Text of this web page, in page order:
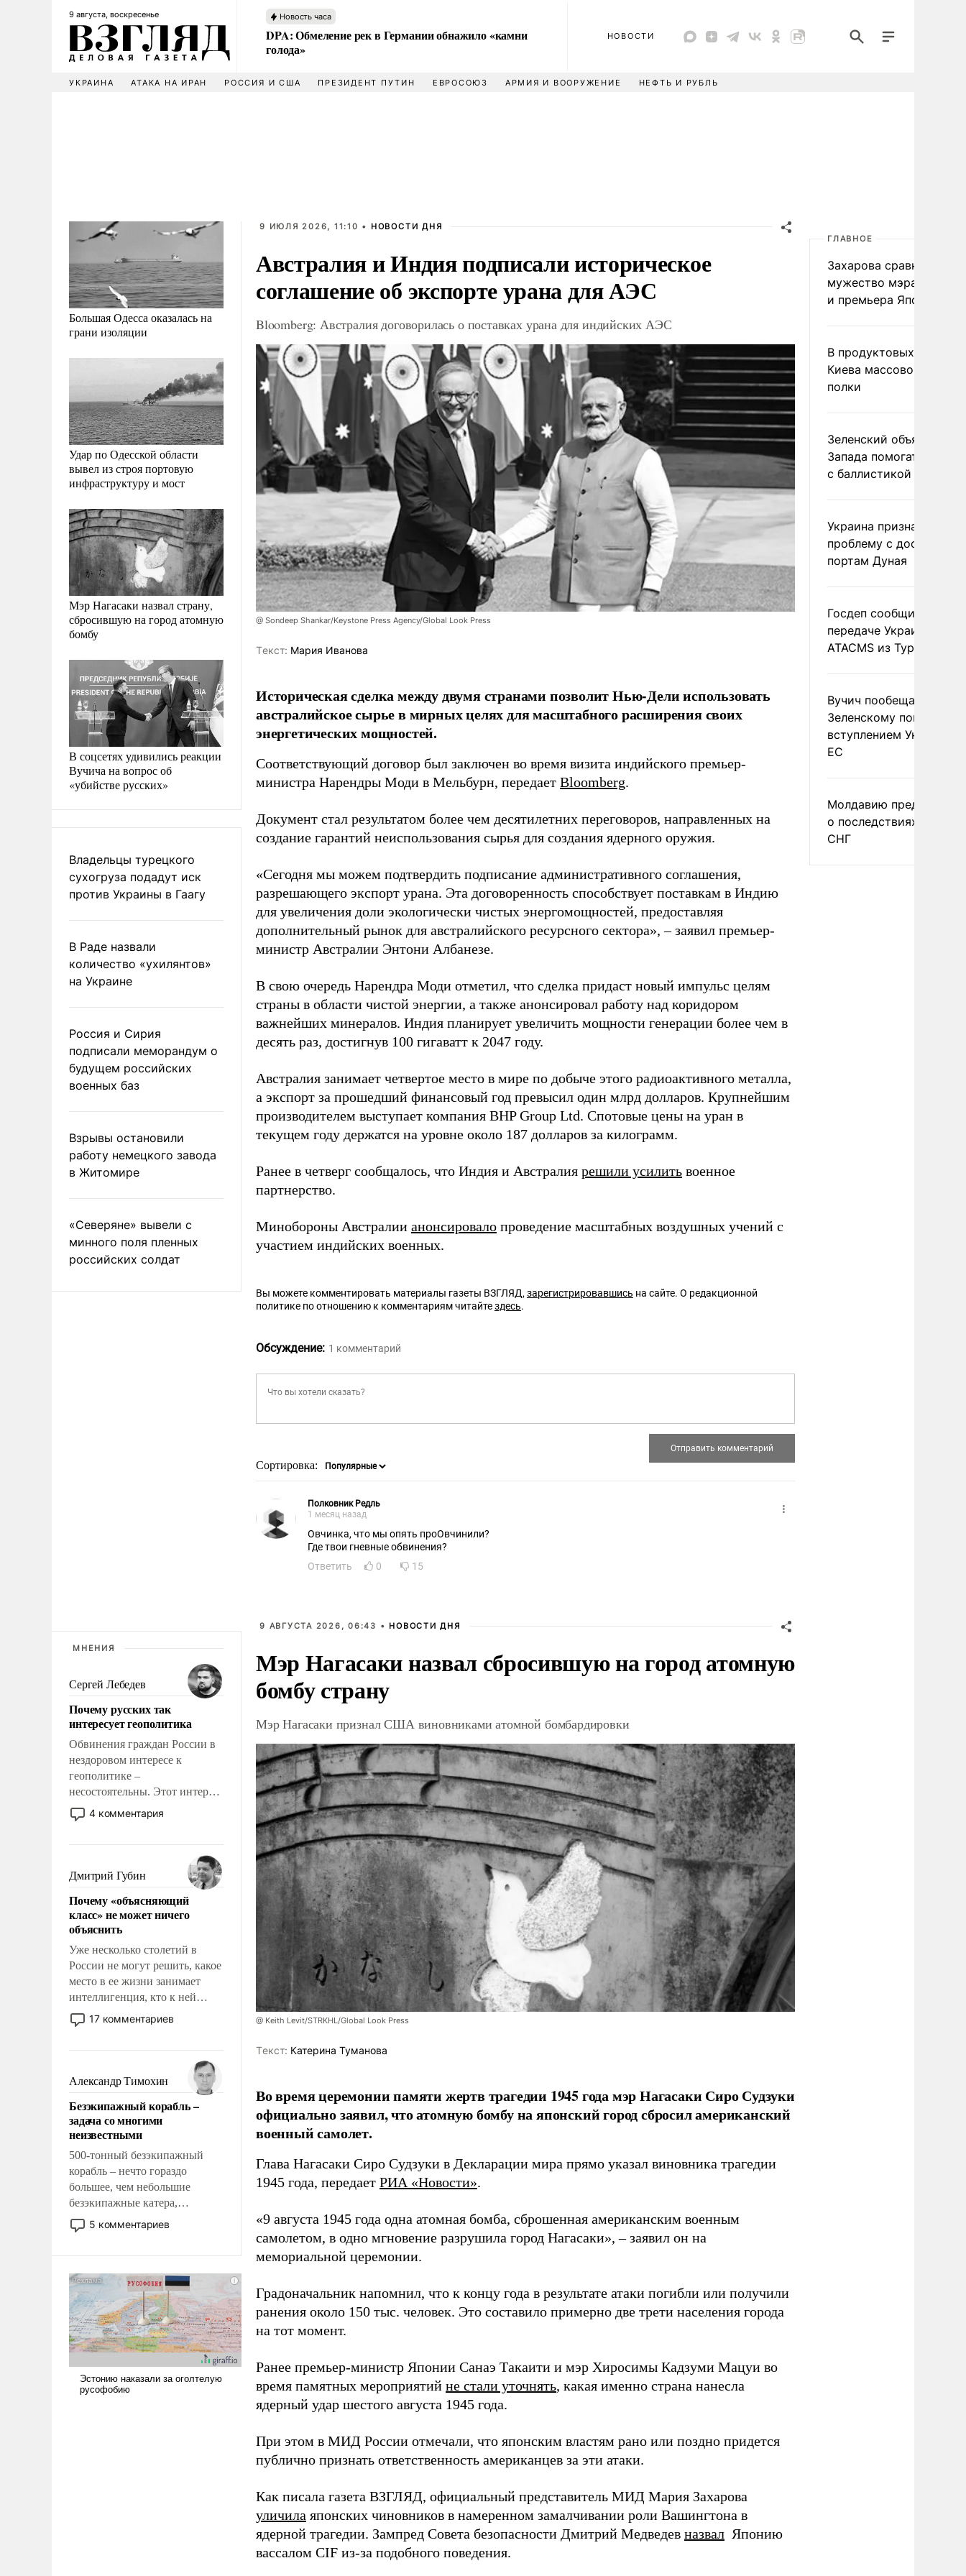
9 августа, воскресенье Новость часа
DPA: Обмеление рек в Германии обнажило «камни
голода»
НОВОСТИ
УКРАИНА АТАКА НА ИРАН РОССИЯ И США ПРЕЗИДЕНТ ПУТИН ЕВРОСОЮЗ АРМИЯ И ВООРУЖЕНИЕ НЕФТЬ И РУБЛЬ
Большая Одесса оказалась на
грани изоляции
Удар по Одесской области
вывел из строя портовую
инфраструктуру и мост
Мэр Нагасаки назвал страну,
сбросившую на город атомную
бомбу
В соцсетях удивились реакции
Вучича на вопрос об
«убийстве русских»
Владельцы турецкого
сухогруза подадут иск
против Украины в Гаагу
В Раде назвали
количество «ухилянтов»
на Украине
Россия и Сирия
подписали меморандум о
будущем российских
военных баз
Взрывы остановили
работу немецкого завода
в Житомире
«Северяне» вывели с
минного поля пленных
российских солдат
МНЕНИЯ
Сергей Лебедев
Почему русских так
интересует геополитика
Обвинения граждан России в
нездоровом интересе к
геополитике –
несостоятельны. Этот интерес
рационален и прагматичен. Он
обусловлен тысячелетним
фундаментальным знанием,
что мировая политика имеет
свойство заявляться на порог
нашего дома.
4 комментария
Дмитрий Губин
Почему «объясняющий
класс» не может ничего
объяснить
Уже несколько столетий в
России не могут решить, какое
место в ее жизни занимает
интеллигенция, кто к ней
принадлежит, а кого из нее
исключили с правом
чем она отличается от просто
образованных людей. Иногда
казалось, что эти вопросы
решены раз и навсегда, но –
нет, не решены.
17 комментариев
Александр Тимохин
Безэкипажный корабль –
задача со многими
неизвестными
500-тонный безэкипажный
корабль – нечто гораздо
большее, чем небольшие
безэкипажные катера,
применение которых уже
стало обыденностью. Задача по
и ее реализация радикально
поднимет наши боевые
возможности.
5 комментариев
9 ИЮЛЯ 2026, 11:10 • НОВОСТИ ДНЯ
Австралия и Индия подписали историческое
соглашение об экспорте урана для АЭС
Bloomberg: Австралия договорилась о поставках урана для индийских АЭС
@ Sondeep Shankar/Keystone Press Agency/Global Look Press
Tекст: Мария Иванова
Историческая сделка между двумя странами позволит Нью-Дели использовать
австралийское сырье в мирных целях для масштабного расширения своих
энергетических мощностей.
Соответствующий договор был заключен во время визита индийского премьер-
министра Нарендры Моди в Мельбурн, передает Bloomberg.
Документ стал результатом более чем десятилетних переговоров, направленных на
создание гарантий неиспользования сырья для создания ядерного оружия.
«Сегодня мы можем подтвердить подписание административного соглашения,
разрешающего экспорт урана. Эта договоренность способствует поставкам в Индию
для увеличения доли экологически чистых энергомощностей, предоставляя
дополнительный рынок для австралийского ресурсного сектора», – заявил премьер-
министр Австралии Энтони Албанезе.
В свою очередь Нарендра Моди отметил, что сделка придаст новый импульс целям
страны в области чистой энергии, а также анонсировал работу над коридором
важнейших минералов. Индия планирует увеличить мощности генерации более чем в
десять раз, достигнув 100 гигаватт к 2047 году.
Австралия занимает четвертое место в мире по добыче этого радиоактивного металла,
а экспорт за прошедший финансовый год превысил один млрд долларов. Крупнейшим
производителем выступает компания BHP Group Ltd. Спотовые цены на уран в
текущем году держатся на уровне около 187 долларов за килограмм.
Ранее в четверг сообщалось, что Индия и Австралия решили усилить военное
партнерство.
Минобороны Австралии анонсировало проведение масштабных воздушных учений с
участием индийских военных.
Вы можете комментировать материалы газеты ВЗГЛЯД,зарегистрировавшись на сайте. О редакционной
политике по отношению к комментариям читайтездесь.
Обсуждение: 1 комментарий
Сортировка:
Полковник Редль
1 месяц назад
Овчинка, что мы опять проОвчинили?
Где твои гневные обвинения?
Ответить
0 15
9 АВГУСТА 2026, 06:43 • НОВОСТИ ДНЯ
Мэр Нагасаки назвал сбросившую на город атомную
бомбу страну
Мэр Нагасаки признал США виновниками атомной бомбардировки
@ Keith Levit/STRKHL/Global Look Press
Tекст: Катерина Туманова
Во время церемонии памяти жертв трагедии 1945 года мэр Нагасаки Сиро Судзуки
официально заявил, что атомную бомбу на японский город сбросил американский
военный самолет.
Глава Нагасаки Сиро Судзуки в Декларации мира прямо указал виновника трагедии
1945 года, передает РИА «Новости».
«9 августа 1945 года одна атомная бомба, сброшенная американским военным
самолетом, в одно мгновение разрушила город Нагасаки», – заявил он на
мемориальной церемонии.
Градоначальник напомнил, что к концу года в результате атаки погибли или получили
ранения около 150 тыс. человек. Это составило примерно две трети населения города
на тот момент.
Ранее премьер-министр Японии Санаэ Такаити и мэр Хиросимы Кадзуми Мацуи во
время памятных мероприятий не стали уточнять, какая именно страна нанесла
ядерный удар шестого августа 1945 года.
При этом в МИД России отмечали, что японским властям рано или поздно придется
публично признать ответственность американцев за эти атаки.
Как писала газета ВЗГЛЯД, официальный представитель МИД Мария Захарова
уличила японских чиновников в намеренном замалчивании роли Вашингтона в
ядерной трагедии. Зампред Совета безопасности Дмитрий Медведев назвал Японию
вассалом CIF из-за подобного поведения.
ГЛАВНОЕ
Захарова сравнила
мужество мэра
и премьера Японии
В продуктовых
Киева массово
полки
Зеленский объяснил
Запада помогать
с баллистикой
Украина признала
проблему с доступом к
портам Дуная
Госдеп сообщил о
передаче Украине
ATACMS из Турции
Вучич пообещал
Зеленскому помочь со
вступлением Украины в
ЕС
Молдавию
о последствиях выхода
СНГ